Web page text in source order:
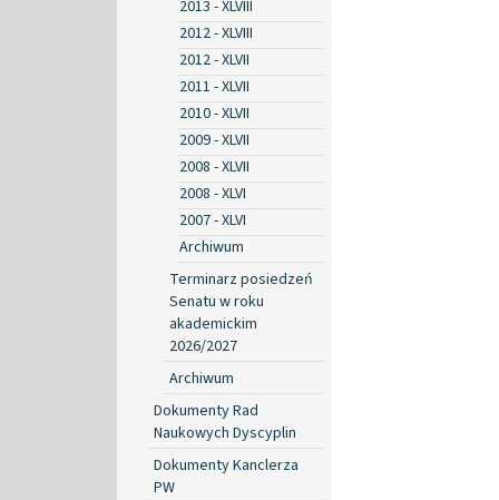
2013 - XLVIII
2012 - XLVIII
2012 - XLVII
2011 - XLVII
2010 - XLVII
2009 - XLVII
2008 - XLVII
2008 - XLVI
2007 - XLVI
Archiwum
Terminarz posiedzeń
Senatu w roku
akademickim
2026/2027
Archiwum
Dokumenty Rad
Naukowych Dyscyplin
Dokumenty Kanclerza
PW